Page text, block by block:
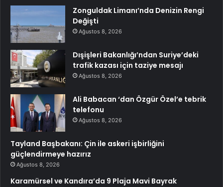
Zonguldak Limanı’nda Denizin Rengi
Değişti
Ağustos 8, 2026
Dışişleri Bakanlığı’ndan Suriye’deki
trafik kazası için taziye mesajı
Ağustos 8, 2026
Ali Babacan ‘dan Özgür Özel’e tebrik
telefonu
Ağustos 8, 2026
Tayland Başbakanı: Çin ile askeri işbirliğini
güçlendirmeye hazırız
Ağustos 8, 2026
Karamürsel ve Kandıra’da 9 Plaja Mavi Bayrak